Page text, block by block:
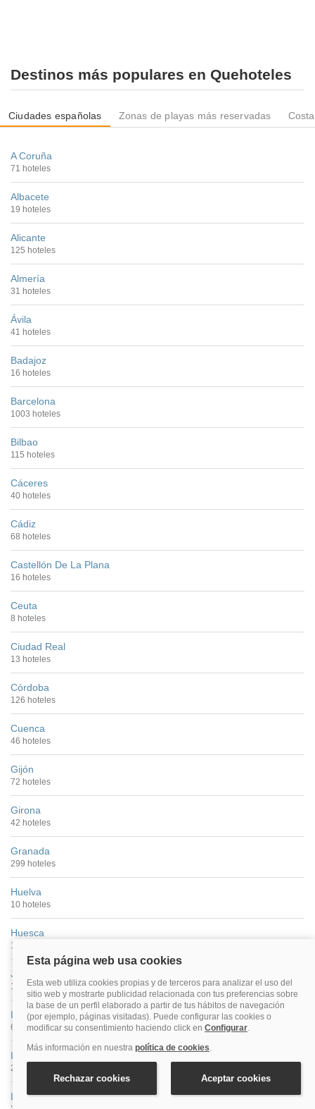
Destinos más populares en Quehoteles
Ciudades españolas Zonas de playas más reservadas
A Coruña
71 hoteles
Albacete
19 hoteles
Alicante
125 hoteles
Almería
31 hoteles
Ávila
41 hoteles
Badajoz
16 hoteles
Barcelona
1003 hoteles
Bilbao
115 hoteles
Cáceres
40 hoteles
Cádiz
68 hoteles
Castellón De La Plana
16 hoteles
Ceuta
8 hoteles
Ciudad Real
13 hoteles
Córdoba
126 hoteles
Cuenca
46 hoteles
Gijón
72 hoteles
Girona
42 hoteles
Granada
299 hoteles
Huelva
10 hoteles
Huesca
11 hoteles
Jaén
11 hoteles
León
63 hoteles
Lleida
21 hoteles
Logroño